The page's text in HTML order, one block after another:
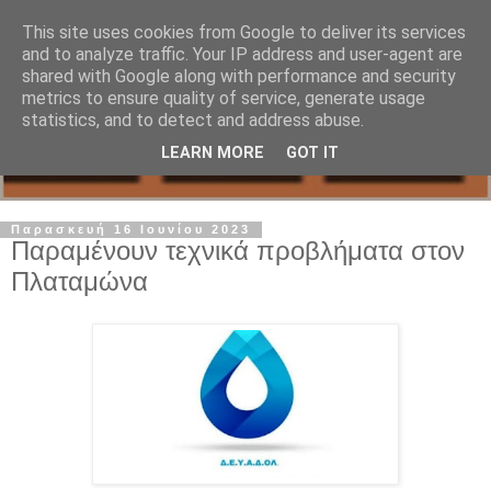
Παρασκευή 16 Ιουνίου 2023
Παραμένουν τεχνικά προβλήματα στον
Πλαταμώνα
This site uses cookies from Google to deliver its services
and to analyze traffic. Your IP address and user-agent are
shared with Google along with performance and security
metrics to ensure quality of service, generate usage
statistics, and to detect and address abuse.
LEARN MORE GOT IT